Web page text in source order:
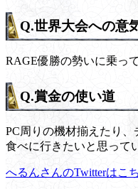
Q.世界大会への意
RAGE優勝の勢いに乗っ
Q.賞金の使い道
PC周りの機材揃えたり
食べに行きたいと思って
へるんさんのTwitterはこ